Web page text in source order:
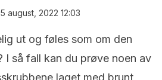
august, 2022 12:03
ut og føles som om den
så fall kan du prøve noen av
laget med brunt